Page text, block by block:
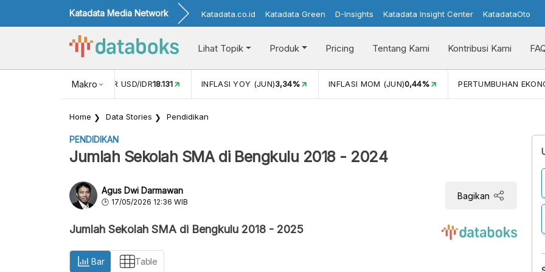
Katadata Media Network Katadata.co.id Katadata Green D-Insights Katadata Insight Center KatadataOto
Lihat Topik Produk Pricing Tentang Kami Kontribusi Kami
Makro
NILAI TUKAR USD/IDR18.131 INFLASI YOY (JUN)3,34% INFLASI MOM (JUN)0,44% PERTUMBUHAN
Home Data Stories Pendidikan
PENDIDIKAN
Jumlah Sekolah SMA di Bengkulu 2018 - 2024
Agus Dwi Darmawan
17/05/2026 12:36 WIB
Bagikan
Jumlah Sekolah SMA di Bengkulu 2018 - 2025
Bar Table